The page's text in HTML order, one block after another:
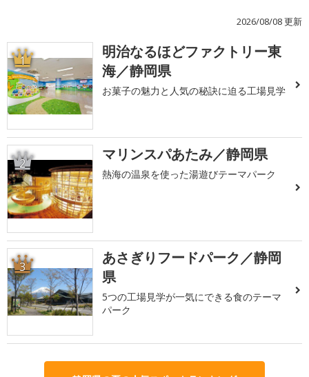
2026/08/08 更新
1
明治なるほどファクトリー東
海／静岡県
お菓子の魅力と人気の秘訣に迫る工場見学
2 マリンスパあたみ／静岡県
熱海の温泉を使った湯遊びテーマパーク
3
あさぎりフードパーク／静岡
県
5つの工場見学が一気にできる食のテーマ
パーク